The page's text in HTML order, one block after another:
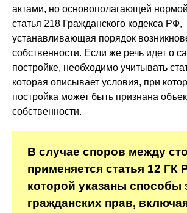
актами, но основополагающей
статья 218 Гражданского кодекса РФ,
устанавливающая порядок
собственности. Если же речь идет о
постройке, необходимо учитывать
которая описывает условия, при
постройка может быть признана
собственности.
В случае споров между
применяется статья 12 ГК
которой указаны способы
гражданских прав,